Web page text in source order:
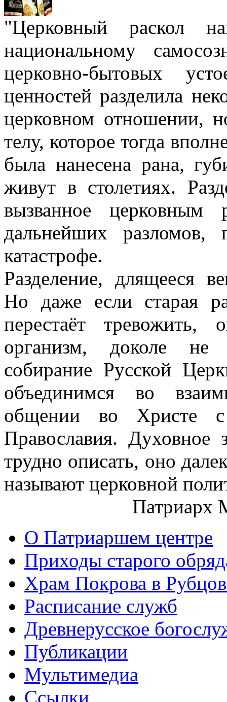
"Церковный раскол
национальному
церковно-бытовых
ценностей разделила
церковном отношении,
телу, которое тогда
была нанесена рана,
живут в столетиях.
вызванное церковным
дальнейших разломов,
катастрофе.
Разделение, длящееся
Но даже если старая
перестаёт тревожить,
организм, доколе не
собирание Русской
объединимся во
общении во Христе с
Православия. Духовное
трудно описать, оно
называют церковной
Патриарх
О Патриаршем центре
Приходы старого
Храм Покрова в
Расписание служб
Древнерусское
Публикации
Мультимедиа
Ссылки